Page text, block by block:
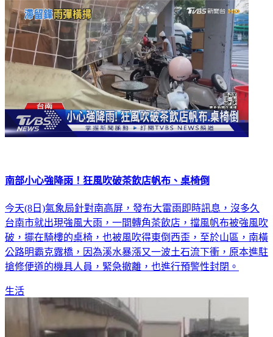
南部小心強降雨！狂風吹破茶飲店帆布、桌椅倒
今天(8日)氣象局針對南高屏，發布大雷雨即時訊息，沒多久
台南市就出現強風大雨，一間轉角茶飲店，擋風帆布被強風吹
破，擺在騎樓的桌椅，也被風吹得東倒西歪，至於山區，南橫
公路明霸克露橋，因為溪水暴漲又一波土石流下衝，原本進駐
搶修便道的機具人員，緊急撤離，也進行預警性封閉。
生活